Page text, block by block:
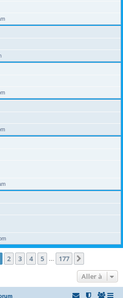
1sur177
2 3 4 5 177
Aller à